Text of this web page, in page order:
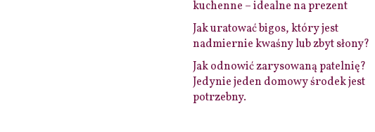
kuchenne – idealne na prezent
Jak uratować bigos, który jest
nadmiernie kwaśny lub zbyt słony?
Jak odnowić zarysowaną patelnię?
Jedynie jeden domowy środek jest
potrzebny.